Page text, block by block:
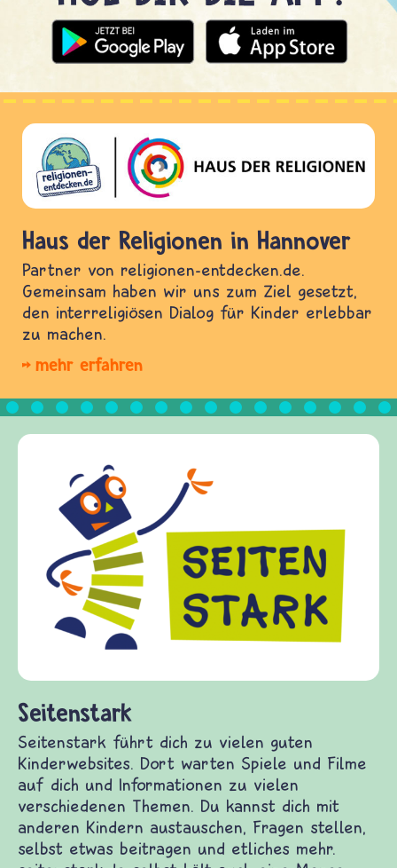
Haus der Religionen in Hannover
Partner von religionen-entdecken.de.
Gemeinsam haben wir uns zum Ziel gesetzt,
den interreligiösen Dialog für Kinder erlebbar
zu machen.
mehr erfahren
Frieden Fragen
frieden-fragen.de ist ein Internet-Angebot für
Kinder, Eltern und ErzieherInnen das zu
Fragen von Krieg und Frieden, Streit und
Gewalt informiert und einen Austausch zu
diesem Themenbereich ermöglicht. frieden-
fragen.de bietet Antworten auf wichtige
und Frieden, Streit und Gewalt.